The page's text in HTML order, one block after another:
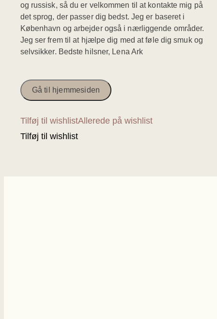
og russisk, så du er velkommen til at kontakte mig på
det sprog, der passer dig bedst. Jeg er baseret i
København og arbejder også i nærliggende områder.
Jeg ser frem til at hjælpe dig med at føle dig smuk og
selvsikker. Bedste hilsner, Lena Ark
Gå til hjemmesiden
Tilføj til wishlistAllerede på wishlist
Tilføj til wishlist